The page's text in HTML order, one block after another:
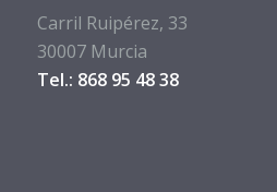
Carril Ruipérez, 33
30007 Murcia
Tel.: 868 95 48 38